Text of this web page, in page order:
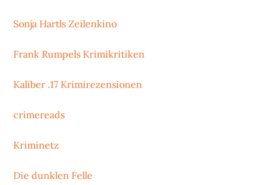
Sonja Hartls Zeilenkino
Frank Rumpels Krimikritiken
Kaliber .17 Krimirezensionen
crimereads
Kriminetz
Die dunklen Felle